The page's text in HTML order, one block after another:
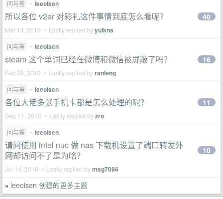
问与答 • leeolsen
所以各位 v2er 对彩礼这件事情到底怎么看呢？
Mar 14, 2019 • Lastly replied byyuikns
40
问与答 • leeolsen
steam 这个单词已经在微博和微信被屏蔽了吗？
Feb 25, 2019 • Lastly replied byranleng
16
问与答 • leeolsen
各位大佬多张手机卡都是怎么处理的呢？
Sep 11, 2018 • Lastly replied byzro
11
问与答 • leeolsen
请问使用 intel nuc 做 nas 下载机设置了端口转发外
网却访问不了是为啥？
Jul 14, 2018 • Lastly replied bymsg7086
10
» leeolsen 创建的更多主题